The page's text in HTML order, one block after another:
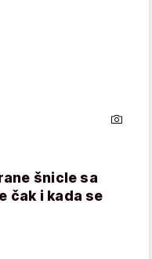
šnicle sa
čak i kada se